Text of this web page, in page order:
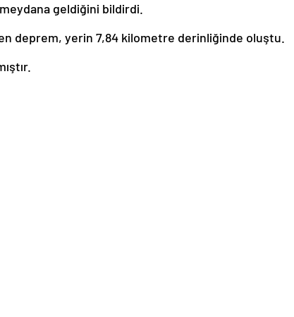
geldiğini bildirdi.
deprem, yerin 7,84 kilometre derinliğinde oluştu.